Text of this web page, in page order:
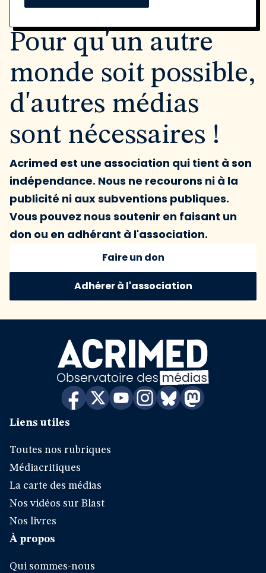
Pour qu'un autre
monde soit possible,
d'autres médias
sont nécessaires !
Acrimed est une association qui tient à son
indépendance. Nous ne recourons ni à la
publicité ni aux subventions publiques.
Vous pouvez nous soutenir en faisant un
don ou en adhérant à l'association.
Faire un don
Adhérer à l'association
Liens utiles
Toutes nos rubriques
Médiacritiques
La carte des médias
Nos vidéos sur Blast
Nos livres
À propos
Qui sommes-nous